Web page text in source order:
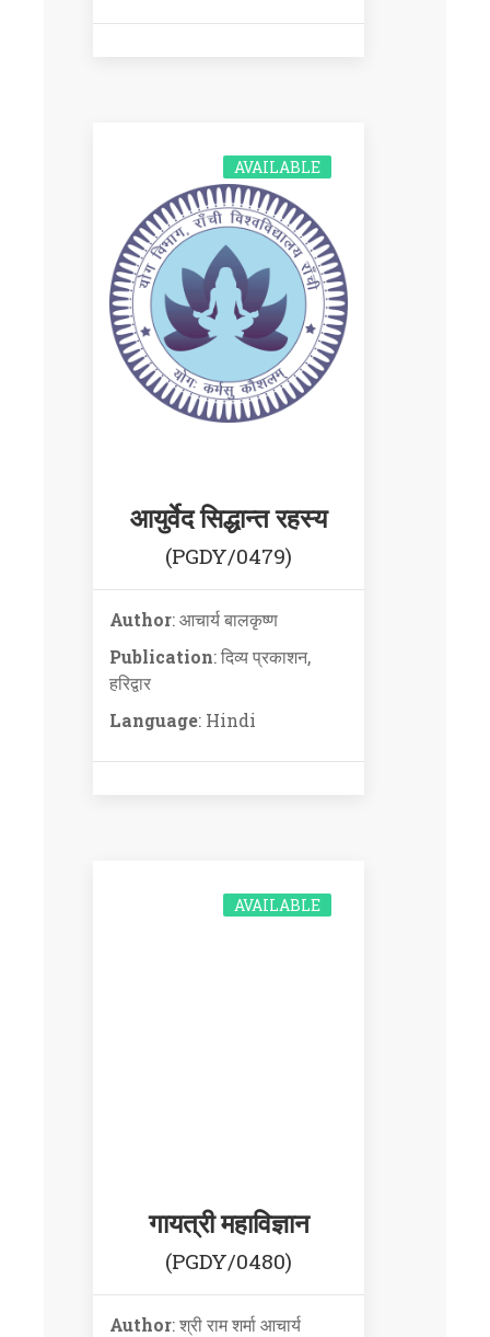
आयुर्वेद सिद्धान्त रहस्य
(PGDY/0479)
AVAILABLE
Author: आचार्य बालकृष्ण
Publication: दिव्य प्रकाशन,
हरिद्वार
Language: Hindi
गायत्री महाविज्ञान
(PGDY/0480)
AVAILABLE
Author: श्री राम शर्मा आचार्य